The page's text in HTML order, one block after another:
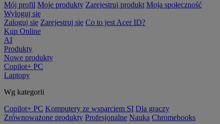
Mój profil Moje produkty Zarejestruj produkt Moja społeczność
Wyloguj się
Zaloguj się Zarejestruj się Co to jest Acer ID?
Kup Online
AI
Produkty
Nowe produkty
Copilot+ PC
Laptopy
Wg kategorii
Copilot+ PC Komputery ze wsparciem SI Dla graczy
Zrównoważone produkty Profesjonalne Nauka Chromebooks